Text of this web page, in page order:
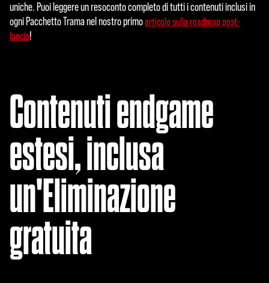
uniche. Puoi leggere un resoconto completo di tutti i contenuti inclusi in
ogni Pacchetto Trama nel nostro primoarticolo sulla roadmap post-
lancio!
Contenuti endgame
estesi, inclusa
un'Eliminazione
gratuita